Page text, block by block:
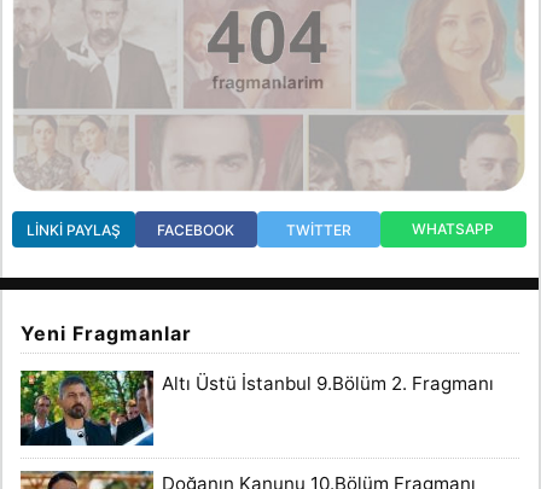
LINKI PAYLAŞ FACEBOOK TWITTER WHATSAPP
Yeni Fragmanlar
Altı Üstü İstanbul 9.Bölüm 2. Fragmanı
Doğanın Kanunu 10.Bölüm Fragmanı